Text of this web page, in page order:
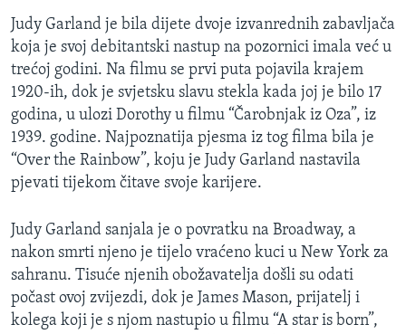
Judy Garland je bila dijete dvoje izvanrednih zabavljača
koja je svoj debitantski nastup na pozornici imala već u
trećoj godini. Na filmu se prvi puta pojavila krajem
1920-ih, dok je svjetsku slavu stekla kada joj je bilo 17
godina, u ulozi Dorothy u filmu “Čarobnjak iz Oza”, iz
1939. godine. Najpoznatija pjesma iz tog filma bila je
“Over the Rainbow”, koju je Judy Garland nastavila
pjevati tijekom čitave svoje karijere.
Judy Garland sanjala je o povratku na Broadway, a
nakon smrti njeno je tijelo vraćeno kuci u New York za
sahranu. Tisuće njenih obožavatelja došli su odati
počast ovoj zvijezdi, dok je James Mason, prijatelj i
kolega koji je s njom nastupio u filmu “A star is born”,